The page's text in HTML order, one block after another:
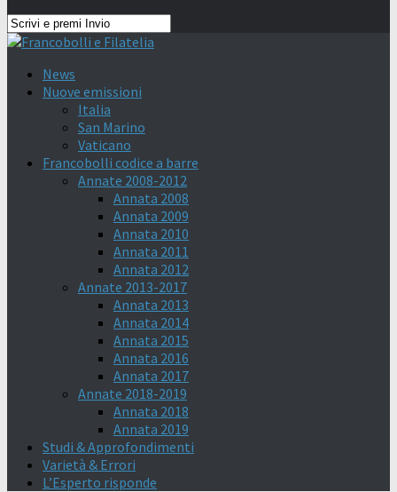
News
Nuove emissioni
Italia
San Marino
Vaticano
Francobolli codice a barre
Annate 2008-2012
Annata 2008
Annata 2009
Annata 2010
Annata 2011
Annata 2012
Annate 2013-2017
Annata 2013
Annata 2014
Annata 2015
Annata 2016
Annata 2017
Annate 2018-2019
Annata 2018
Annata 2019
Studi & Approfondimenti
Varietà & Errori
L’Esperto risponde